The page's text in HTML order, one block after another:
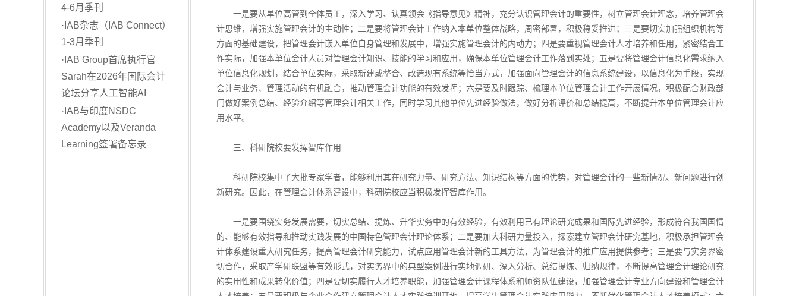
4-6月季刊
· IAB杂志（IAB Connect）
1-3月季刊
· IAB Group首席执行官
Sarah在2026年国际会计
论坛分享人工智能AI
· IAB与印度NSDC
Academy以及Veranda
Learning签署备忘录
一是要从单位高管到全体员工，深入学习、认真领会《指导意见》精神，充分认识管理会计的重要性，树立管理会计理念，培养管理会
计思维，增强实施管理会计的主动性；二是要将管理会计工作纳入本单位整体战略，周密部署，积极稳妥推进；三是要切实加强组织机构等
方面的基础建设，把管理会计嵌入单位自身管理和发展中，增强实施管理会计的内动力；四是要重视管理会计人才培养和任用，紧密结合工
作实际，加强本单位会计人员对管理会计知识、技能的学习和应用，确保本单位管理会计工作落到实处；五是要将管理会计信息化需求纳入
单位信息化规划，结合单位实际，采取新建或整合、改造现有系统等恰当方式，加强面向管理会计的信息系统建设，以信息化为手段，实现
会计与业务、管理活动的有机融合，推动管理会计功能的有效发挥；六是要及时跟踪、梳理本单位管理会计工作开展情况，积极配合财政部
门做好案例总结、经验介绍等管理会计相关工作，同时学习其他单位先进经验做法，做好分析评价和总结提高，不断提升本单位管理会计应
用水平。
三、科研院校要发挥智库作用
科研院校集中了大批专家学者，能够利用其在研究力量、研究方法、知识结构等方面的优势，对管理会计的一些新情况、新问题进行创
新研究。因此，在管理会计体系建设中，科研院校应当积极发挥智库作用。
一是要围绕实务发展需要，切实总结、提炼、升华实务中的有效经验，有效利用已有理论研究成果和国际先进经验，形成符合我国国情
的、能够有效指导和推动实践发展的中国特色管理会计理论体系；二是要加大科研力量投入，探索建立管理会计研究基地，积极承担管理会
计体系建设重大研究任务，提高管理会计研究能力，试点应用管理会计新的工具方法，为管理会计的推广应用提供参考；三是要与实务界密
切合作，采取产学研联盟等有效形式，对实务界中的典型案例进行实地调研、深入分析、总结提炼、归纳规律，不断提高管理会计理论研究
的实用性和成果转化价值；四是要切实履行人才培养职能，加强管理会计课程体系和师资队伍建设，加强管理会计专业方向建设和管理会计